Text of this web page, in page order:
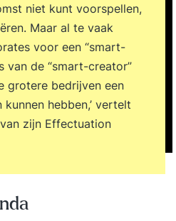
niet kunt voorspellen,
Maar al te vaak
voor een “smart-
van de “smart-creator”
grotere bedrijven een
hebben,’ vertelt
zijn Effectuation